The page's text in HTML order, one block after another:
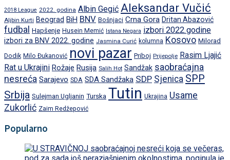
2018 League 2022. godina Albin Gegić Aleksandar Vučić
Aljbin Kurti Beograd BiH BNV Bošnjaci Crna Gora Dritan Abazović
fudbal Hapšenje Husein Memić Istana Negara izbori 2022.godine
izbori za BNV 2022. godine Jasmina Curić kolumna Kosovo Milorad
Dodik Milo Đukanović novi pazar Priboj Prijepolje Rasim Ljajić
Rat u Ukrajini Rožaje Rusija Salih Hot Sandžak saobraćajna
nesreća Sarajevo SDA SDA Sandžaka SDP Sjenica SPP
Srbija Sulejman Ugljanin Turska Tutin Ukrajina Usame
Zukorlić Zaim Redžepović
Popularno